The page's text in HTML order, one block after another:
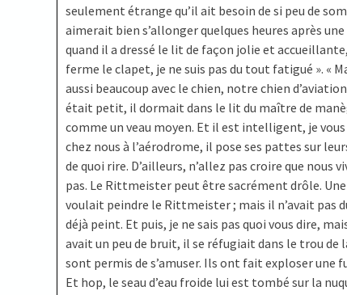
seulement étrange qu’il ait besoin de si peu de
aimerait bien s’allonger quelques heures après
quand il a dressé le lit de façon jolie et
ferme le clapet, je ne suis pas du tout fatigué ». «
aussi beaucoup avec le chien, notre chien
était petit, il dormait dans le lit du maître de
comme un veau moyen. Et il est intelligent, je
chez nous à l’aérodrome, il pose ses pattes sur
de quoi rire. D’ailleurs, n’allez pas croire que nous
pas. Le Rittmeister peut être sacrément drôle.
voulait peindre le Rittmeister ; mais il n’avait pas
déjà peint. Et puis, je ne sais pas quoi vous dire,
avait un peu de bruit, il se réfugiait dans le trou de
sont permis de s’amuser. Ils ont fait exploser une
Et hop, le seau d’eau froide lui est tombé sur la